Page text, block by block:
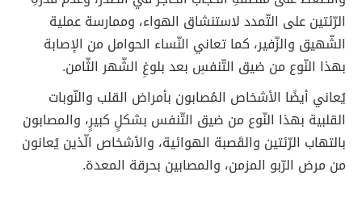
الرّئتين على التّمدد لاستنشاق الهواء، وممارسة عملية
الشّهيق والزّفير، كما تعاني النّساء الحوامل من الإصابة
بهذا النّوع من ضيق التّنفسِ بعد بلوغِ الشّهر الثّامن.
يُعاني أيضًا الأشخاص المُصابون بأمراض القلب والنّوبات
القلبية بهذا النّوع من ضيق التّنفس بشكلٍ كبيرٍ، والمصابون
بالتهاب الرّئتين والقَصبة الهوائية، والأشخاص الّذين يُعانون
من مرض الرّبو المزمن، والمصابين بحرقة المعدة.